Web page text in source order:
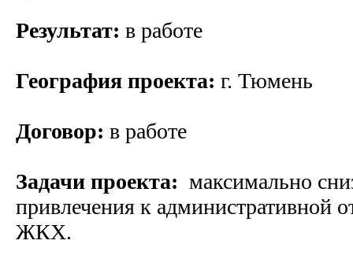
Результат: в работе
География проекта: г. Тюмень
Договор: в работе
Задачи проекта: максимально
привлечения к административной
ЖКХ.